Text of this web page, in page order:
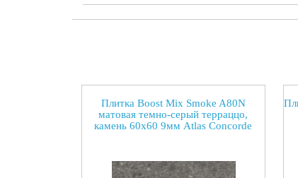
Плитка Boost Mix Smoke A80N
матовая темно-серый терраццо,
камень 60x60 9мм Atlas Concorde